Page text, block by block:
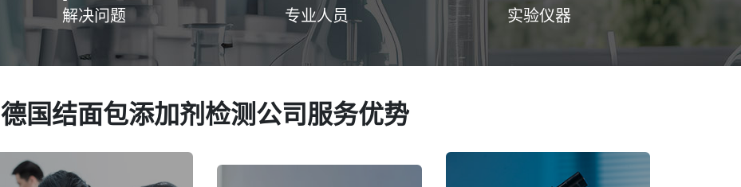
解决问题 专业人员 实验仪器
德国结面包添加剂检测公司服务优势